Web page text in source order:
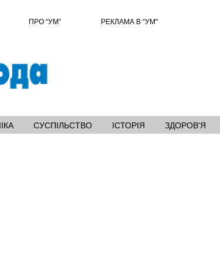
ПРО “УМ” РЕКЛАМА В “УМ"
СУСПІЛЬСТВО ІСТОРІЯ ЗДОРОВ'Я